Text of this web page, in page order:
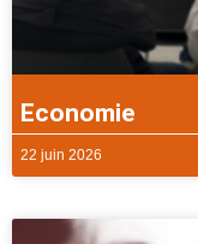
Economie
22 juin 2026